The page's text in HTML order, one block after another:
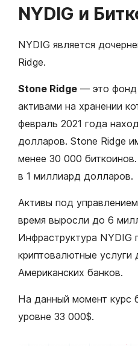
NYDIG и
NYDIG является
Ridge.
Stone Ridge — это фонд
активами на хранении
февраль 2021 года
долларов. Stone Ridge
менее 30 000
в 1 миллиард долларов.
Активы под
время выросли до 6
Инфраструктура NYDIG
криптовалютные услуги
Американских банков.
На данный момент курс
уровне 33 000$.